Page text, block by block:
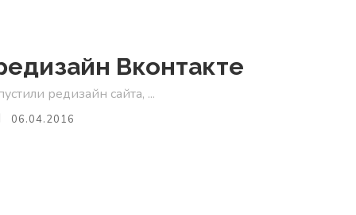
Вконтакте
редизайн сайта, ...
06.04.2016